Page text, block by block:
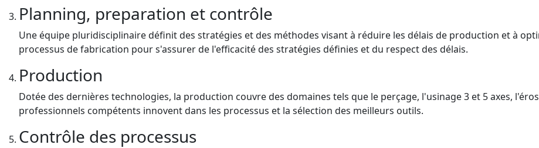
Planning, preparation et contrôle
Une équipe pluridisciplinaire définit des stratégies et des méthodes visant à réduire les délais de production et à
processus de fabrication pour s'assurer de l'efficacité des stratégies définies et du respect des délais.
Production
Dotée des dernières technologies, la production couvre des domaines tels que le perçage, l'usinage 3 et 5 axes,
professionnels compétents innovent dans les processus et la sélection des meilleurs outils.
Contrôle des processus